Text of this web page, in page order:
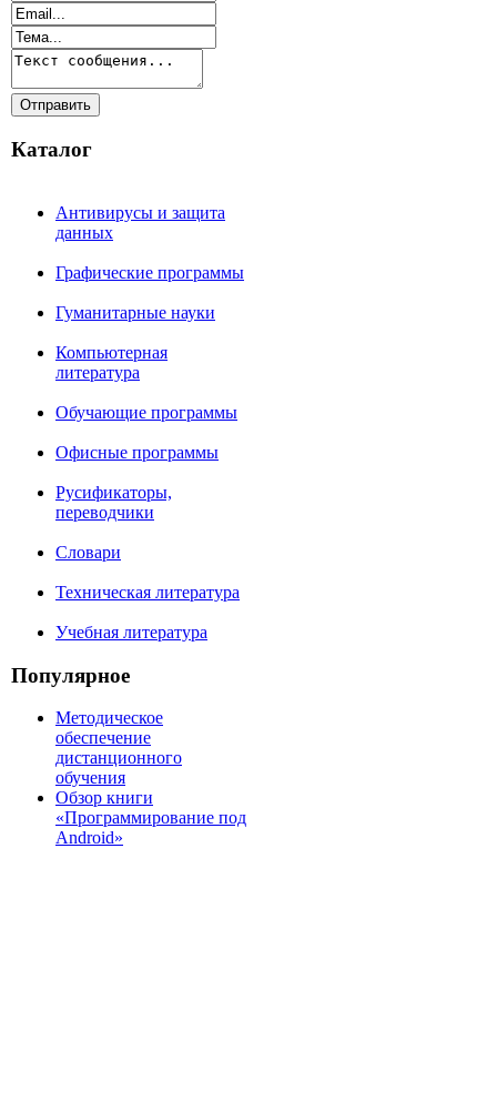
Каталог
Антивирусы и защита
данных
Графические программы
Гуманитарные науки
Компьютерная
литература
Обучающие программы
Офисные программы
Русификаторы,
переводчики
Словари
Техническая литература
Учебная литература
Популярное
Методическое
обеспечение
дистанционного
обучения
Обзор книги
«Программирование под
Android»